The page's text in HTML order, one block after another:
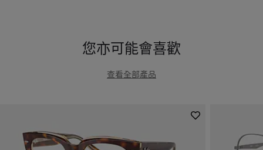
您亦可能會喜歡
查看全部產品